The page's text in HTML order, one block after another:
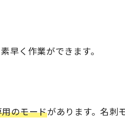
早く作業ができます。
のモードがあります。名刺